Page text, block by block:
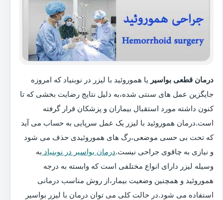
درمان قطعی بواسیر یا هموروئید با لیزر در نوبنیاد که امروزه
جایگزین عمل های سنتی شده،به دلیل نتایج رضایت بخشی که تا
کنون داشته مورد استقبال بیماران و پزشکان قرار گرفته
است.درمان هموروئید با لیزر یک عمل سرپایی به حساب می آید
که تحت بی حسی موضعی،رگ های هموروئیدی حذف می شود
و نیازی به چاقوی جراحی نیست.درمان بواسیر در نوبنیاد به
وسیله لیزر دارای انواع مختلفی است که وابسته به درجه
هموروئید و همچنین وضعیت بیمار،از روش مناسب درمانی
استفاده می شود.در حالت کلی می توان درمان با لیزر بواسیر